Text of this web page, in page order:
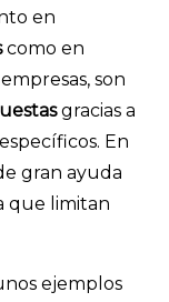
en
como en
son
gracias a
En
gran ayuda
que limitan
ejemplos